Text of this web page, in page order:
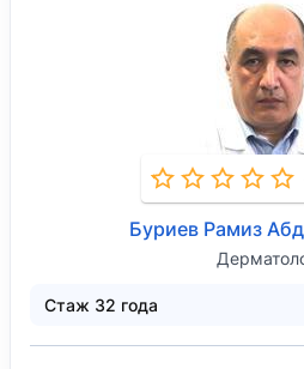
Буриев Рамиз
Стаж 32 года